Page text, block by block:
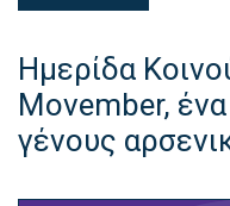
Ημερίδα
Movember,
γένους